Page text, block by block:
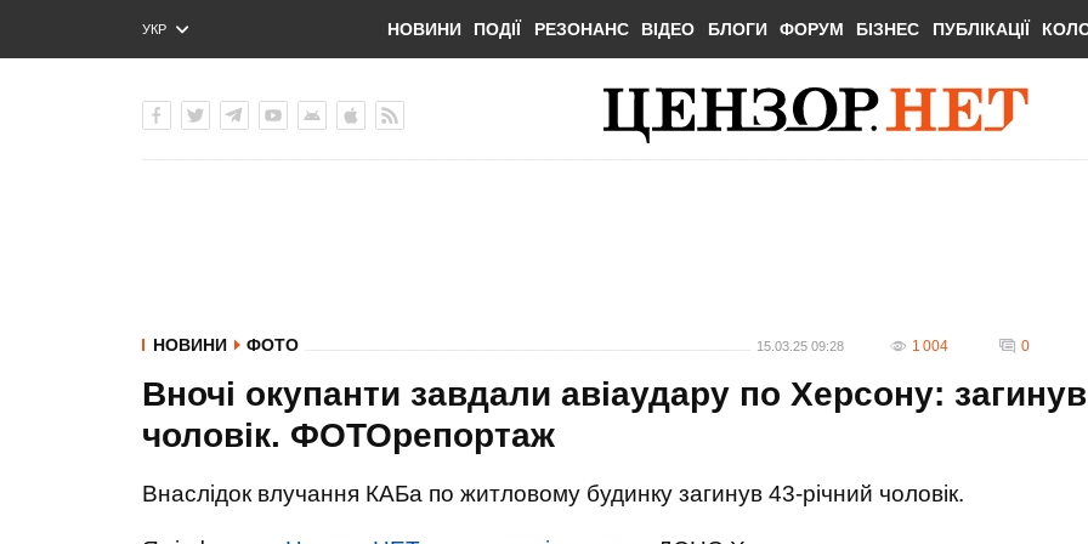
УКР
ENG
НОВИНИ ПОДІЇ РЕЗОНАНС ВІДЕО БЛОГИ ФОРУМ БІЗНЕС ПУБЛІКАЦІЇ
НОВИНИ ФОТО 15.03.25 09:28 1 004 0
Вночі окупанти завдали авіаудару по Херсону: загинув
чоловік. ФОТОрепортаж
Внаслідок влучання КАБа по житловому будинку загинув 43-річний чоловік.